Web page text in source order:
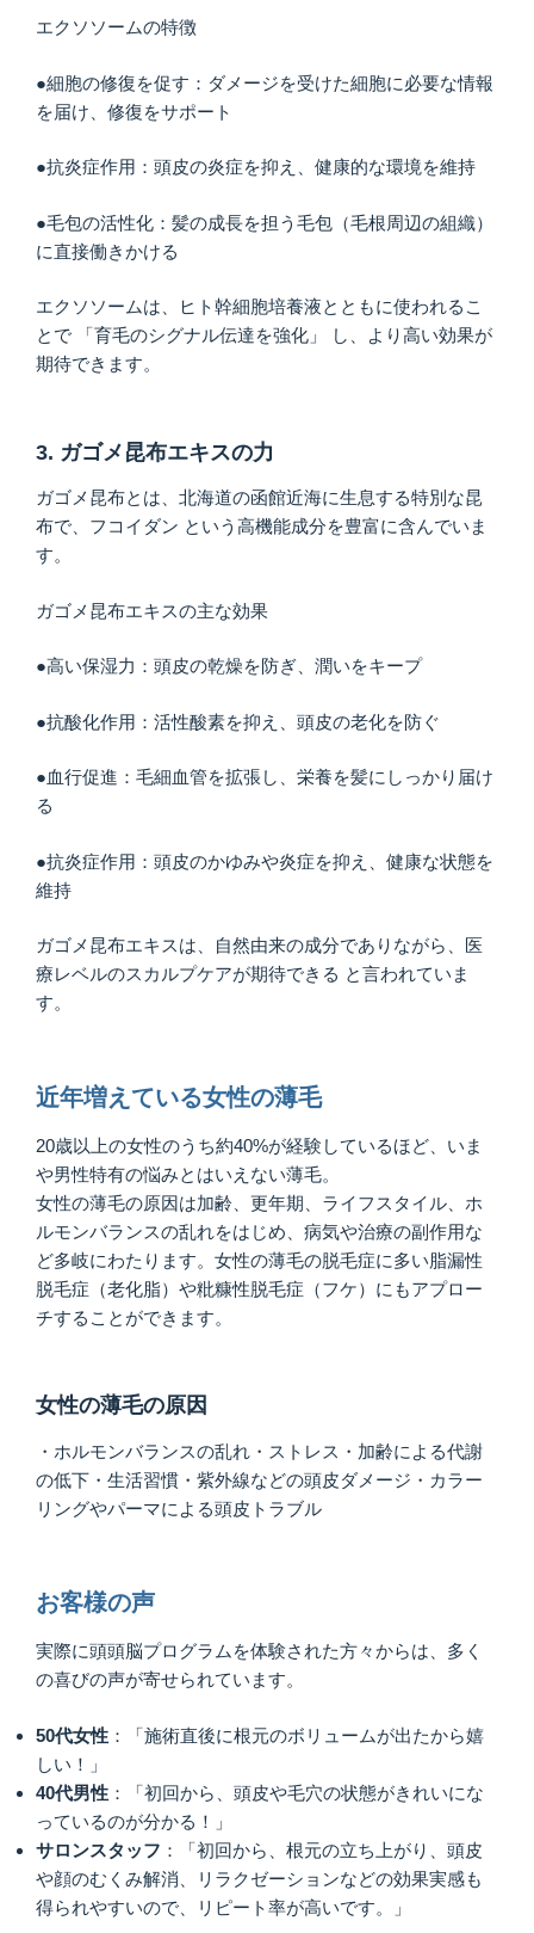
エクソソームの特徴
●細胞の修復を促す：ダメージを受けた細胞に必要な情報
を届け、修復をサポート
●抗炎症作用：頭皮の炎症を抑え、健康的な環境を維持
●毛包の活性化：髪の成長を担う毛包（毛根周辺の組織）
に直接働きかける
エクソソームは、ヒト幹細胞培養液とともに使われるこ
とで 「育毛のシグナル伝達を強化」 し、より高い効果が
期待できます。
3. ガゴメ昆布エキスの力
ガゴメ昆布とは、北海道の函館近海に生息する特別な昆
布で、フコイダン という高機能成分を豊富に含んでいま
す。
ガゴメ昆布エキスの主な効果
●高い保湿力：頭皮の乾燥を防ぎ、潤いをキープ
●抗酸化作用：活性酸素を抑え、頭皮の老化を防ぐ
●血行促進：毛細血管を拡張し、栄養を髪にしっかり届け
る
●抗炎症作用：頭皮のかゆみや炎症を抑え、健康な状態を
維持
ガゴメ昆布エキスは、自然由来の成分でありながら、医
療レベルのスカルプケアが期待できる と言われていま
す。
近年増えている女性の薄毛
20歳以上の女性のうち約40%が経験しているほど、いま
や男性特有の悩みとはいえない薄毛。
女性の薄毛の原因は加齢、更年期、ライフスタイル、ホ
ルモンバランスの乱れをはじめ、病気や治療の副作用な
ど多岐にわたります。女性の薄毛の脱毛症に多い脂漏性
脱毛症（老化脂）や粃糠性脱毛症（フケ）にもアプロー
チすることができます。
女性の薄毛の原因
・ホルモンバランスの乱れ・ストレス・加齢による代謝
の低下・生活習慣・紫外線などの頭皮ダメージ・カラー
リングやパーマによる頭皮トラブル
お客様の声
実際に頭頭脳プログラムを体験された方々からは、多く
の喜びの声が寄せられています。​
50代女性 ：​「施術直後に根元のボリュームが出たから嬉
しい！」 ​
40代男性 ：​「初回から、頭皮や毛穴の状態がきれいにな
っているのが分かる！」 ​
サロンスタッフ ：​「初回から、根元の立ち上がり、頭皮
や顔のむくみ解消、リラクゼーションなどの効果実感も
得られやすいので、リピート率が高いです。」 ​